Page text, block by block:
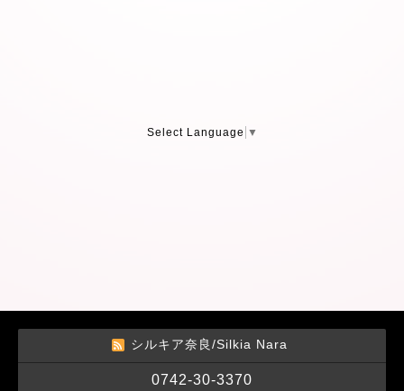
Select Language ▼
シルキア奈良/Silkia Nara
0742-30-3370